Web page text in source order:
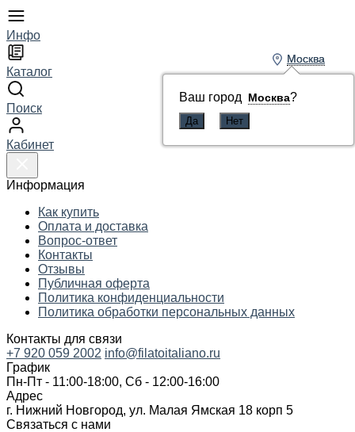
Инфо
Каталог
Поиск
Кабинет
Информация
Как купить
Оплата и доставка
Вопрос-ответ
Контакты
Отзывы
Публичная оферта
Политика конфиденциальности
Политика обработки персональных данных
Контакты для связи
Москва
Ваш город Москва?
+7 920 059 2002 info@filatoitaliano.ru
График
Пн-Пт - 11:00-18:00, Сб - 12:00-16:00
Адрес
г. Нижний Новгород, ул. Малая Ямская 18 корп 5
Связаться с нами
Москва
Ваш город Москва?